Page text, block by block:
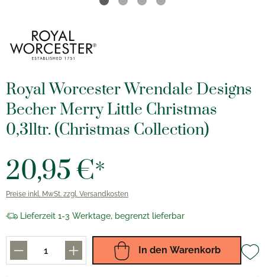
Royal Worcester Wrendale Designs
Becher Merry Little Christmas
0,31ltr. (Christmas Collection)
20,95 €*
Preise inkl. MwSt. zzgl. Versandkosten
Lieferzeit 1-3 Werktage, begrenzt lieferbar
In den Warenkorb